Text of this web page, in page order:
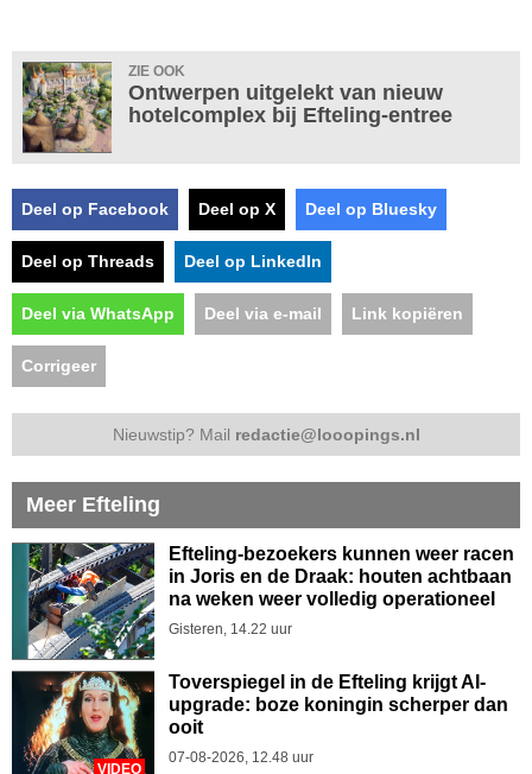
ZIE OOK
Ontwerpen uitgelekt van nieuw
hotelcomplex bij Efteling-entree
Deel op Facebook Deel op X Deel op Bluesky
Deel op Threads Deel op LinkedIn
Deel via WhatsApp Deel via e-mail Link kopiëren
Corrigeer
Nieuwstip? Mail redactie@looopings.nl
Meer Efteling
Efteling-bezoekers kunnen weer racen
in Joris en de Draak: houten achtbaan
na weken weer volledig operationeel
Gisteren, 14.22 uur
VIDEO
Toverspiegel in de Efteling krijgt AI-
upgrade: boze koningin scherper dan
ooit
07-08-2026, 12.48 uur